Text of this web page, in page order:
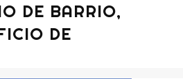
DE BARRIO,
DE